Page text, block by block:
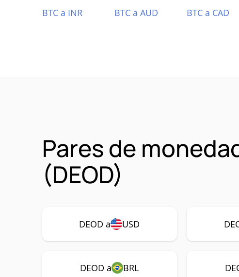
BTC a INR
BTC a AUD BTC a CAD
Pares de
(DEOD)
DEOD a USD
DEOD a BRL